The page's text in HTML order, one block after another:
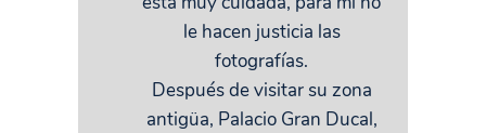
le hacen justicia las
fotografías.
Después de visitar su zona
antigüa, Palacio Gran Ducal,